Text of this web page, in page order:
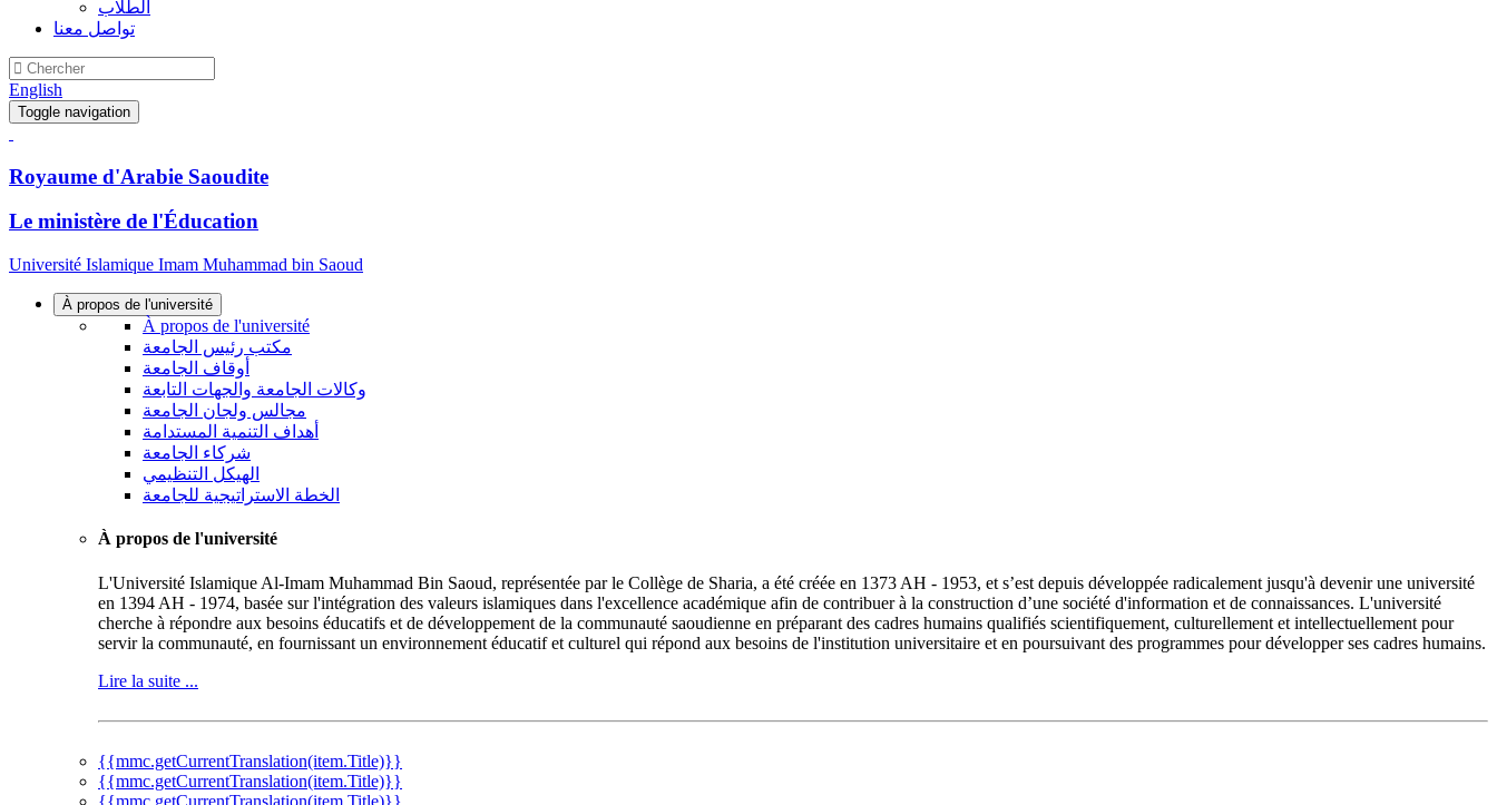
الطلاب
تواصل معنا
English
Toggle navigation
Royaume d'Arabie Saoudite
Le ministère de l'Éducation
Université Islamique Imam Muhammad bin Saoud
À propos de l'université
À propos de l'université
مكتب رئيس الجامعة
أوقاف الجامعة
وكالات الجامعة والجهات التابعة
مجالس ولجان الجامعة
أهداف التنمية المستدامة
شركاء الجامعة
الهيكل التنظيمي
الخطة الاستراتيجية للجامعة
À propos de l'université
L'Université Islamique Al-Imam Muhammad Bin Saoud, représentée par le Collège de Sharia, a été créée en 1373 AH - 1953, et s’est depuis développée radicalement jusqu'à devenir une université
en 1394 AH - 1974, basée sur l'intégration des valeurs islamiques dans l'excellence académique afin de contribuer à la construction d’une société d'information et de connaissances. L'université
cherche à répondre aux besoins éducatifs et de développement de la communauté saoudienne en préparant des cadres humains qualifiés scientifiquement, culturellement et intellectuellement pour
servir la communauté, en fournissant un environnement éducatif et culturel qui répond aux besoins de l'institution universitaire et en poursuivant des programmes pour développer ses cadres humains.
Lire la suite ...
{{mmc.getCurrentTranslation(item.Title)}}
{{mmc.getCurrentTranslation(item.Title)}}
{{mmc.getCurrentTranslation(item.Title)}}